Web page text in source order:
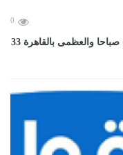
0
الطقس غدا مائل للحرارة نهاراً وشبورة كثيفة صباحا والعظمى بالقاهرة 33